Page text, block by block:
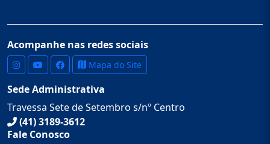
Acompanhe nas redes sociais
Mapa do Site
Sede Administrativa
Travessa Sete de Setembro s/nº Centro
(41) 3189-3612
Fale Conosco